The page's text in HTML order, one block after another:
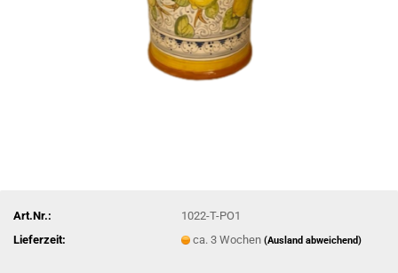
Art.Nr.:
1022-T-PO1
Lieferzeit:
ca. 3 Wochen(Ausland abweichend)